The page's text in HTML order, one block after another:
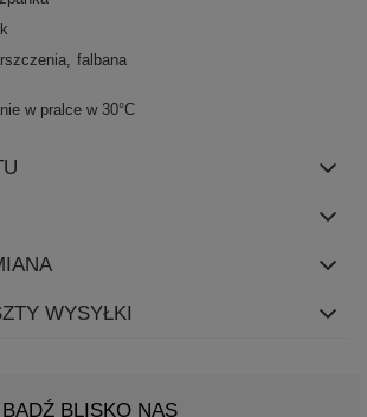
falbana
w pralce w 30°C
WYSYŁKI
BĄDŹ BLISKO NAS